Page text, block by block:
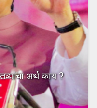
अर्थ काय ?